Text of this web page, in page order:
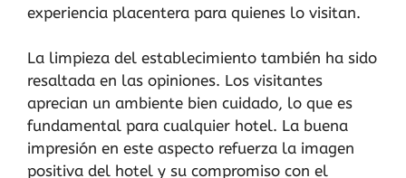
experiencia placentera para quienes lo visitan.
La limpieza del establecimiento también ha sido
resaltada en las opiniones. Los visitantes
aprecian un ambiente bien cuidado, lo que es
fundamental para cualquier hotel. La buena
impresión en este aspecto refuerza la imagen
positiva del hotel y su compromiso con el